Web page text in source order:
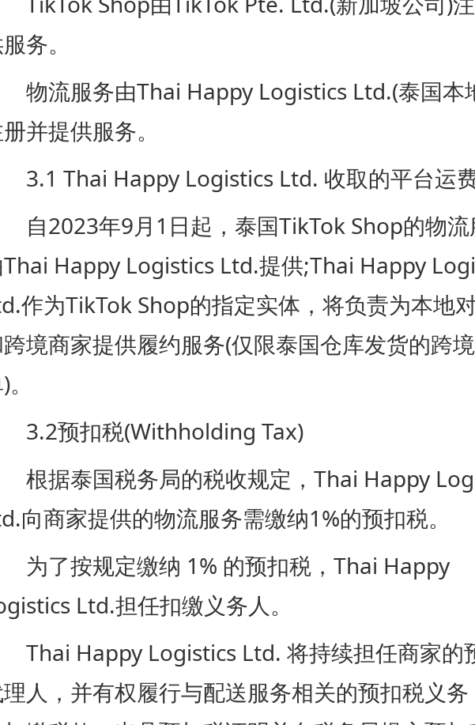
务。
流服务由Thai Happy Logistics Ltd.(泰国本
并提供服务。
Thai Happy Logistics Ltd. 收取的平台运
2023年9月1日起，泰国TikTok Shop的物流
Thai Happy Logistics Ltd.提供;Thai Happy
作为TikTok Shop的指定实体，将负责为本地
境商家提供履约服务(仅限泰国仓库发货的跨
预扣税(Withholding Tax)
据泰国税务局的税收规定，Thai Happy
向商家提供的物流服务需缴纳1%的预扣税。
了按规定缴纳 1% 的预扣税，Thai Happy
Ltd.担任扣缴义务人。
Happy Logistics Ltd. 将持续担任商家的
人，并有权履行与配送服务相关的预扣税义